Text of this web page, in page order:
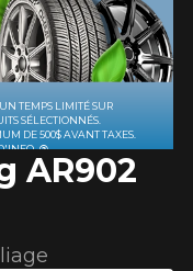
VOIR TOUT
Par véhiculeVOIR TOUT
AR902
TEMPS LIMITÉ SUR
SÉLECTIONNÉS.
DE 500$ AVANT TAXES.